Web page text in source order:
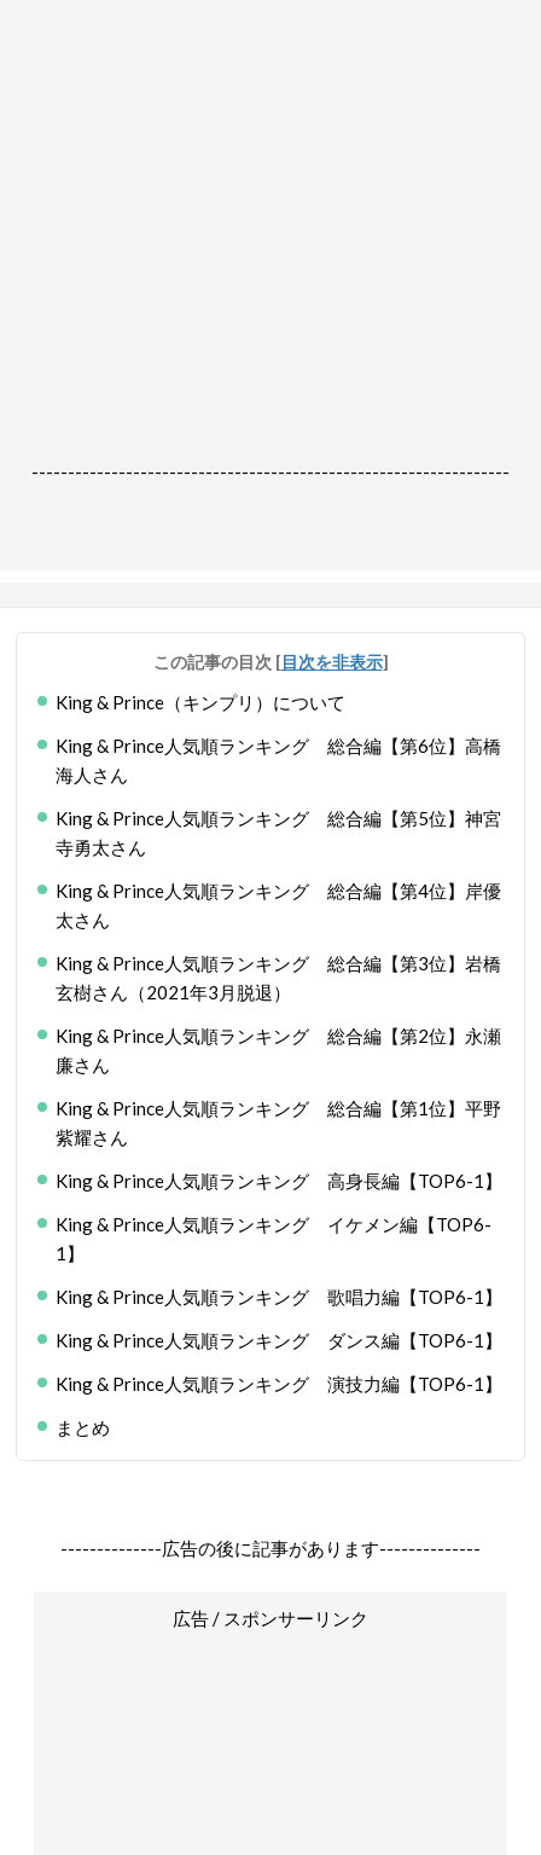
------------------------------------------------------------------
この記事の目次 [目次を非表示]
King & Prince（キンプリ）について
King & Prince人気順ランキング 総合編【第6位】高橋
海人さん
King & Prince人気順ランキング 総合編【第5位】神宮
寺勇太さん
King & Prince人気順ランキング 総合編【第4位】岸優
太さん
King & Prince人気順ランキング 総合編【第3位】岩橋
玄樹さん（2021年3月脱退）
King & Prince人気順ランキング 総合編【第2位】永瀬
廉さん
King & Prince人気順ランキング 総合編【第1位】平野
紫耀さん
King & Prince人気順ランキング 高身長編【TOP6-1】
King & Prince人気順ランキング イケメン編【TOP6-
1】
King & Prince人気順ランキング 歌唱力編【TOP6-1】
King & Prince人気順ランキング ダンス編【TOP6-1】
King & Prince人気順ランキング 演技力編【TOP6-1】
まとめ
--------------広告の後に記事があります--------------
広告 / スポンサーリンク